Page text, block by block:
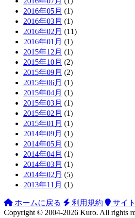
2016年05月 (1)
2016年03月 (1)
2016年02月 (11)
2016年01月 (1)
2015年12月 (1)
2015年10月 (2)
2015年09月 (2)
2015年06月 (1)
2015年04月 (1)
2015年03月 (1)
2015年02月 (1)
2015年01月 (1)
2014年09月 (1)
2014年05月 (1)
2014年04月 (1)
2014年03月 (1)
2014年02月 (5)
2013年11月 (1)
ホームに戻る 利用規約
サイ
Copyright © 2004-2026 Kuro. All rights